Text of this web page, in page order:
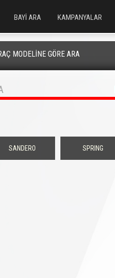
BAYİ ARA KAMPANYALAR
MODELİNE GÖRE ARA
SANDERO SPRING